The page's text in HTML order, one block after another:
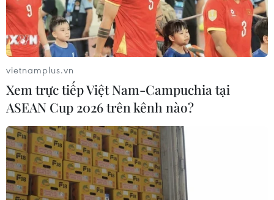
vietnamplus.vn
Xem trực tiếp Việt Nam-Campuchia tại
ASEAN Cup 2026 trên kênh nào?